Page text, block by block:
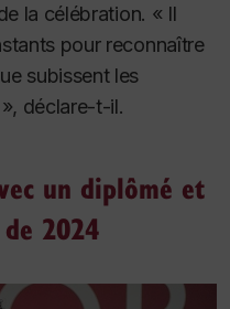
la célébration. « Il
pour reconnaître
subissent les
déclare-t-il.
un diplômé et
2024